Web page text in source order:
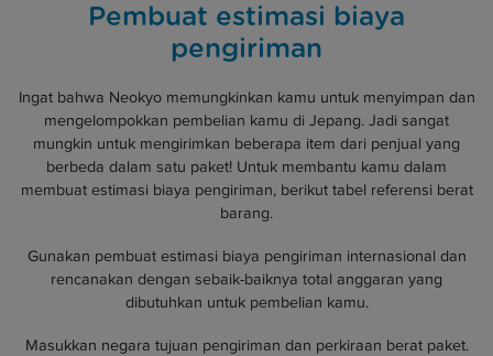
Pembuat estimasi biaya
pengiriman
Ingat bahwa Neokyo memungkinkan kamu untuk menyimpan dan
mengelompokkan pembelian kamu di Jepang. Jadi sangat
mungkin untuk mengirimkan beberapa item dari penjual yang
berbeda dalam satu paket! Untuk membantu kamu dalam
membuat estimasi biaya pengiriman, berikut tabel referensi berat
barang.
Gunakan pembuat estimasi biaya pengiriman internasional dan
rencanakan dengan sebaik-baiknya total anggaran yang
dibutuhkan untuk pembelian kamu.
Masukkan negara tujuan pengiriman dan perkiraan berat paket.